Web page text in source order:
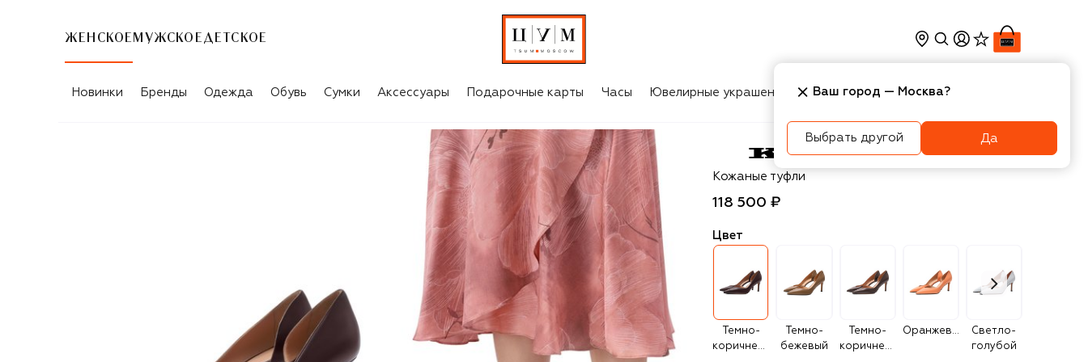
ЖЕНСКОЕ МУЖСКОЕ ДЕТСКОЕ
Новинки Бренды Одежда Обувь Сумки Аксессуары Подарочные карты Часы Ювелирные украшения Косметика Интерьер
Kiton
Кожаные туфли
118 500 ₽
Цвет
Темно-
коричневый
Темно-
бежевый
Темно-
коричневый
Оранжевый
Светло-
голубой
Ваш город — Москва?
Выбрать другой Да